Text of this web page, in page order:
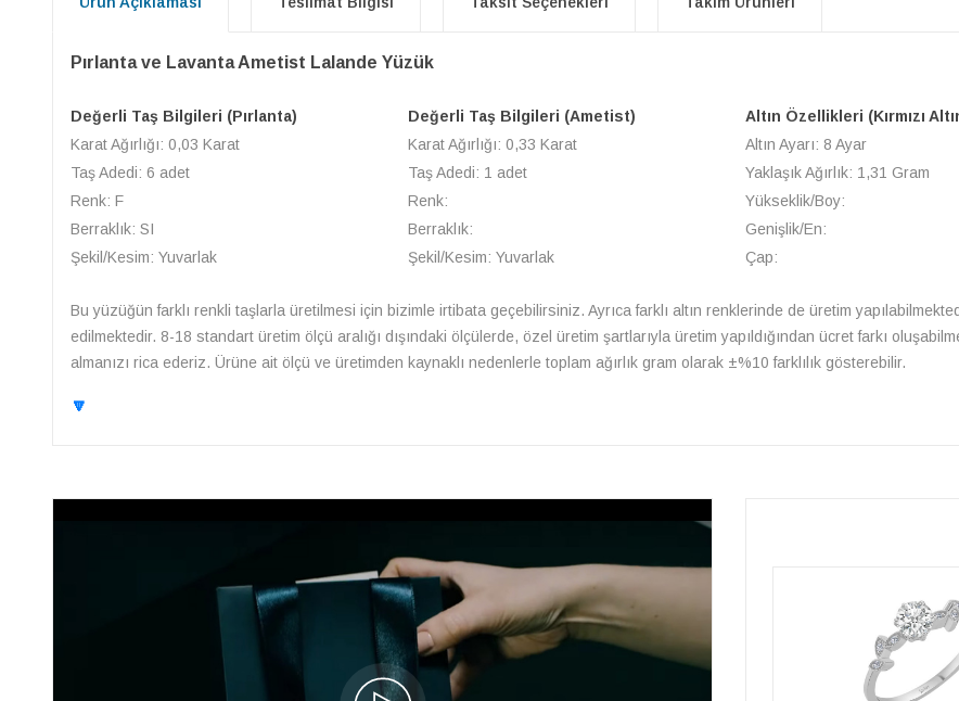
Pırlanta ve Lavanta Ametist Lalande Yüzük
Değerli Taş Bilgileri (Pırlanta)
Karat Ağırlığı: 0,03 Karat
Taş Adedi: 6 adet
Renk: F
Berraklık: SI
Şekil/Kesim: Yuvarlak
Değerli Taş Bilgileri (Ametist)
Karat Ağırlığı: 0,33 Karat
Taş Adedi: 1 adet
Renk:
Berraklık:
Şekil/Kesim: Yuvarlak
Altın Özellikleri (Kırmızı
Altın Ayarı: 8 Ayar
Yaklaşık Ağırlık: 1,31 Gram
Yükseklik/Boy:
Genişlik/En:
Çap:
Bu yüzüğün farklı renkli taşlarla üretilmesi için bizimle irtibata geçebilirsiniz. Ayrıca farklı altın renklerinde de üretim
edilmektedir. 8-18 standart üretim ölçü aralığı dışındaki ölçülerde, özel üretim şartlarıyla üretim yapıldığından ücret farkı
almanızı rica ederiz. Ürüne ait ölçü ve üretimden kaynaklı nedenlerle toplam ağırlık gram olarak ±%10 farklılık gösterebilir.
🔽